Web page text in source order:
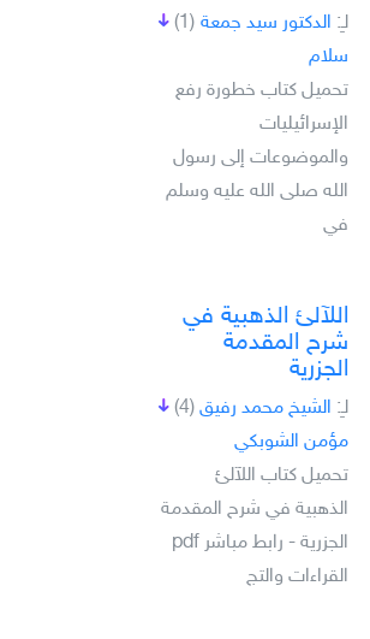
(1) لـِ: الدكتور سيد جمعة
سلام
تحميل كتاب خطورة رفع
الإسرائيليات
والموضوعات إلى رسول
الله صلى الله عليه وسلم
في
اللآلئ الذهبية في
شرح المقدمة
الجزرية
(4) لـِ: الشيخ محمد رفيق
مؤمن الشوبكي
تحميل كتاب اللآلئ
الذهبية في شرح المقدمة
الجزرية - رابط مباشر pdf
القراءات والتج